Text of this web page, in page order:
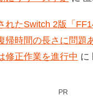
れたSwitch 2版「
帰時間の長さに問題
修正作業を進行中 に
PR